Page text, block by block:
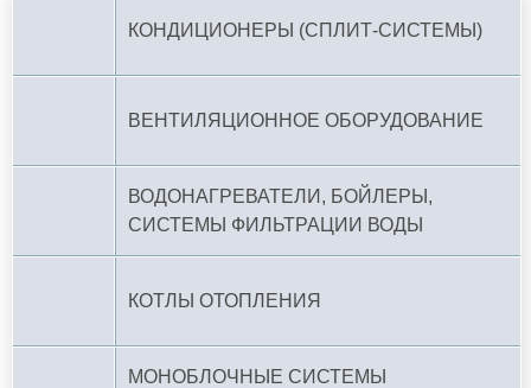
КОНДИЦИОНЕРЫ (СПЛИТ-СИСТЕМЫ)
ВЕНТИЛЯЦИОННОЕ ОБОРУДОВАНИЕ
ВОДОНАГРЕВАТЕЛИ, БОЙЛЕРЫ,
СИСТЕМЫ ФИЛЬТРАЦИИ ВОДЫ
КОТЛЫ ОТОПЛЕНИЯ
МОНОБЛОЧНЫЕ СИСТЕМЫ